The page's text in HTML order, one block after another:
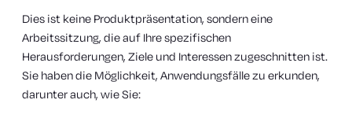
Dies ist keine Produktpräsentation, sondern eine
Arbeitssitzung, die auf Ihre spezifischen
Herausforderungen, Ziele und Interessen zugeschnitten ist.
Sie haben die Möglichkeit, Anwendungsfälle zu erkunden,
darunter auch, wie Sie: